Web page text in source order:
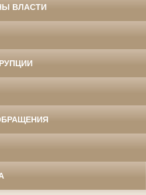
ВЛАСТИ